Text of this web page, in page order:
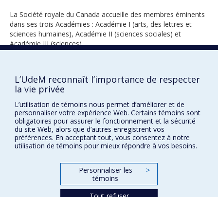
La Société royale du Canada accueille des membres éminents
dans ses trois Académies : Académie I (arts, des lettres et
sciences humaines), Académie II (sciences sociales) et
Académie III (sciences).
1989
L’UdeM reconnaît l’importance de respecter
la vie privée
L’utilisation de témoins nous permet d’améliorer et de
personnaliser votre expérience Web. Certains témoins sont
obligatoires pour assurer le fonctionnement et la sécurité
du site Web, alors que d’autres enregistrent vos
préférences. En acceptant tout, vous consentez à notre
utilisation de témoins pour mieux répondre à vos besoins.
Personnaliser les
témoins
>